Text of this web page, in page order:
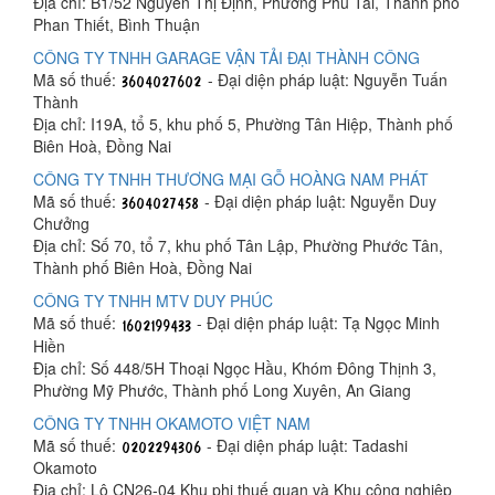
Phan Thiết, Bình Thuận
CÔNG TY TNHH GARAGE VẬN TẢI ĐẠI THÀNH CÔNG
Mã số thuế:
- Đại diện pháp luật: Nguyễn Tuấn
Thành
Địa chỉ: I19A, tổ 5, khu phố 5, Phường Tân Hiệp, Thành phố
Biên Hoà, Đồng Nai
CÔNG TY TNHH THƯƠNG MẠI GỖ HOÀNG NAM PHÁT
Mã số thuế:
- Đại diện pháp luật: Nguyễn Duy
Chưởng
Địa chỉ: Số 70, tổ 7, khu phố Tân Lập, Phường Phước Tân,
Thành phố Biên Hoà, Đồng Nai
CÔNG TY TNHH MTV DUY PHÚC
Mã số thuế:
- Đại diện pháp luật: Tạ Ngọc Minh
Hiền
Địa chỉ: Số 448/5H Thoại Ngọc Hầu, Khóm Đông Thịnh 3,
Phường Mỹ Phước, Thành phố Long Xuyên, An Giang
CÔNG TY TNHH OKAMOTO VIỆT NAM
Mã số thuế:
- Đại diện pháp luật: Tadashi
Okamoto
Địa chỉ: Lô CN26-04 Khu phi thuế quan và Khu công nghiệp